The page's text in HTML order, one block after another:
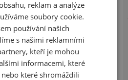
na sociálních sítích
LinkedInflickr
ENGLISH
reklam a analýze
soubory cookie.
používání našich
s našimi reklamními
kteří je mohou
informacemi, které
které shromáždili